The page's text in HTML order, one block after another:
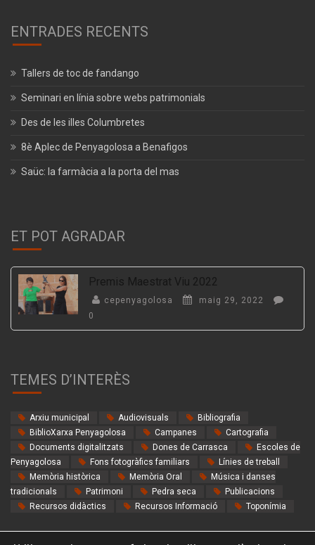
ENTRADES RECENTS
Tallers de toc de fandango
Seminari en línia sobre webs patrimonials
Des de les illes Columbretes
8è Aplec de Penyagolosa a Benafigos
Saüc: la farmàcia a la porta del mas
ET POT AGRADAR
Premis Maestrat Viu 2022
cepenyagolosa
maig 29, 2022
0
TEMES D’INTERÈS
Arxiu municipal Audiovisuals
Bibliografia
BiblioXarxa Penyagolosa
Campanes
Cartografia
Documents digitalitzats
Dones de Carrasca
Escoles de
Penyagolosa
Fons fotogràfics familiars
Línies de treball
Memòria històrica
Memòria Oral
Música i danses
tradicionals
Patrimoni Pedra seca
Publicacions
Recursos didàctics
Recursos Informació Toponímia